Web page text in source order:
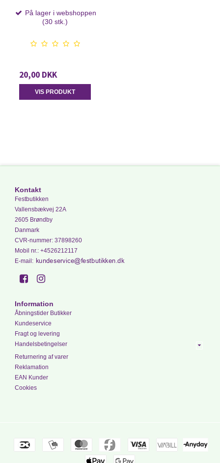
På lager i webshoppen
(30 stk.)
20,00 DKK
VIS PRODUKT
Kontakt
Festbutikken
Vallensbækvej 22A
2605 Brøndby
Danmark
CVR-nummer: 37898260
Mobil nr. : +4526212117
E-mail:
Information
Åbningstider Butikker
Kundeservice
Fragt og levering
Handelsbetingelser
Returnering af varer
Reklamation
EAN Kunder
Cookies